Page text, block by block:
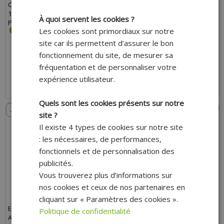
CLOCHE POUR MOTEUR GY6
139QMB - KYMCO AGILITY,
PEUGEOT KISBEE, SYM 50CC *
PRIX SPÉCIAL !
39.59 €
62.32 €
AJOUTER AU PANIER
MALAGUTI 50 F12 * PRIX SPÉCIAL !
71.40 €
AJOUTER AU PANIER
- 44%
EMBRAYAGE COMPLET
ADAPTABLE Ø107MM 50CC 2
- 50%
FLASQUE ADAPTABLE VENTILÉE
À quoi servent les cookies ?
Les cookies sont primordiaux sur notre
site car ils permettent d’assurer le bon
fonctionnement du site, de mesurer sa
fréquentation et de personnaliser votre
expérience utilisateur.
Quels sont les cookies présents sur notre
site ?
Il existe 4 types de cookies sur notre site
: les nécessaires, de performances,
fonctionnels et de personnalisation des
publicités.
Vous trouverez plus d’informations sur
nos cookies et ceux de nos partenaires en
cliquant sur « Paramètres des cookies ».
Politique de confidentialité